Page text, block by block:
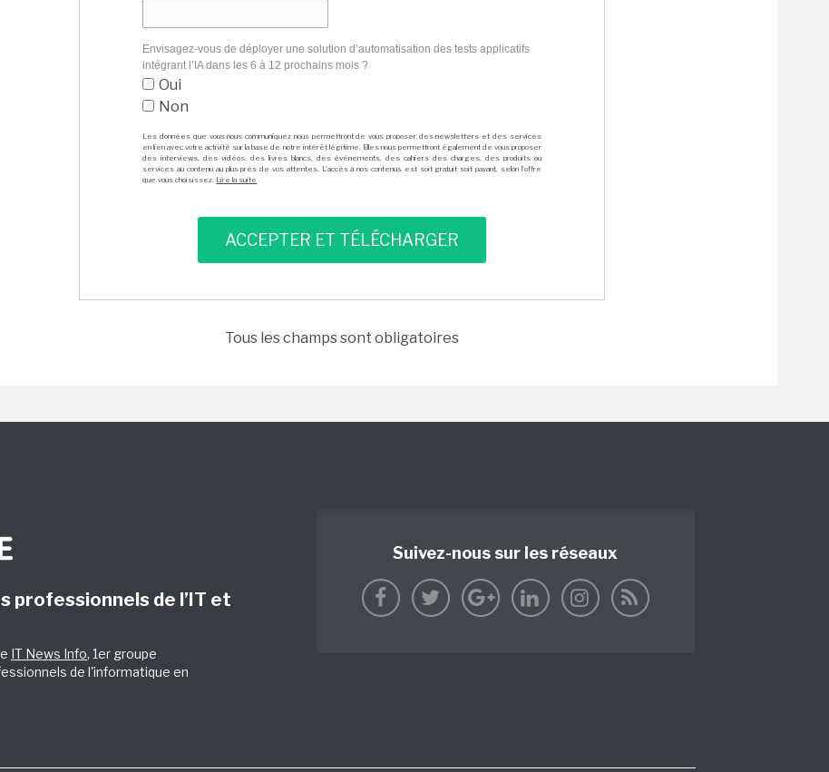
Envisagez-vous de déployer une solution d’automatisation des tests applicatifs
intégrant l’IA dans les 6 à 12 prochains mois ?
Oui
Non
Les données que vous nous communiquez nous permettront de vous proposer des newsletters et des services
en lien avec votre activité sur la base de notre intérêt légitime. Elles nous permettront également de vous proposer
des interviews, des vidéos, des livres blancs, des événements, des cahiers des charges, des produits ou
services au contenu au plus près de vos attentes. L'accès à nos contenus est soit gratuit soit payant, selon l'offre
que vous choisissez. Lire la suite
Tous les champs sont obligatoires
professionnels de l’IT et
IT News Info, 1er groupe
de l'informatique en
Suivez-nous sur les réseaux